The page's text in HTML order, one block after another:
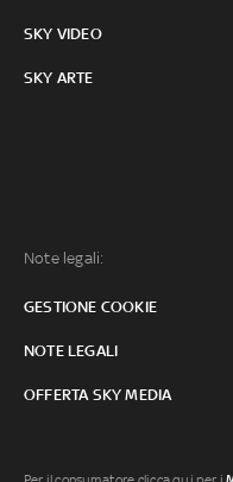
SKY VIDEO
SKY ARTE
Note legali:
GESTIONE COOKIE
NOTE LEGALI
OFFERTA SKY MEDIA